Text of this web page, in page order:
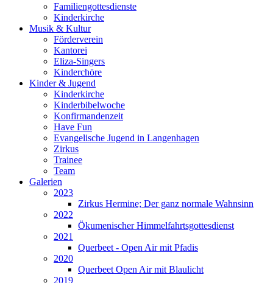
Familiengottesdienste
Kinderkirche
Musik & Kultur
Förderverein
Kantorei
Eliza-Singers
Kinderchöre
Kinder & Jugend
Kinderkirche
Kinderbibelwoche
Konfirmandenzeit
Have Fun
Evangelische Jugend in Langenhagen
Zirkus
Trainee
Team
Galerien
2023
Zirkus Hermine; Der ganz normale Wahnsinn
2022
Ökumenischer Himmelfahrtsgottesdienst
2021
Querbeet - Open Air mit Pfadis
2020
Querbeet Open Air mit Blaulicht
2019